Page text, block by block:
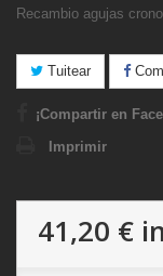
Recambio agujas
Tuitear
¡Compartir en
Imprimir
41,20 €